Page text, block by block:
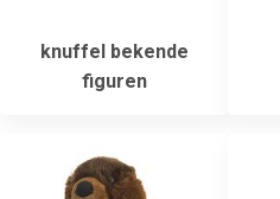
knuffel bekende
figuren